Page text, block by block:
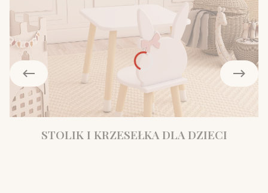
STOLIK I KRZESEŁKA DLA DZIECI